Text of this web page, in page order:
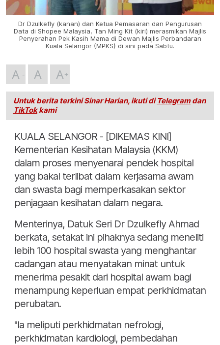
Dr Dzulkefly (kanan) dan Ketua Pemasaran dan Pengurusan
Data di Shopee Malaysia, Tan Ming Kit (kiri) merasmikan Majlis
Penyerahan Pek Kasih Mama di Dewan Majlis Perbandaran
Kuala Selangor (MPKS) di sini pada Sabtu.
A A A
Untuk berita terkini Sinar Harian, ikuti di Telegramdan
TikTokkami
KUALA SELANGOR - [DIKEMAS KINI]
Kementerian Kesihatan Malaysia (KKM)
dalam proses menyenarai pendek hospital
yang bakal terlibat dalam kerjasama awam
dan swasta bagi memperkasakan sektor
penjagaan kesihatan dalam negara.
Menterinya, Datuk Seri Dr Dzulkefly Ahmad
berkata, setakat ini pihaknya sedang meneliti
lebih 100 hospital swasta yang menghantar
cadangan atau menyatakan minat untuk
menerima pesakit dari hospital awam bagi
menampung keperluan empat perkhidmatan
perubatan.
"Ia meliputi perkhidmatan nefrologi,
perkhidmatan kardiologi, pembedahan